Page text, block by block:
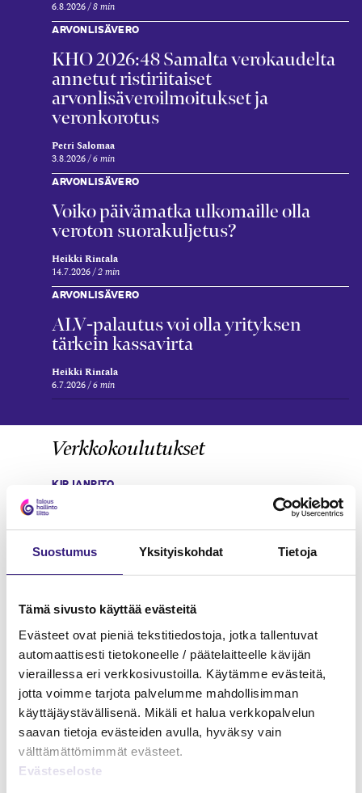
Suostumus Yksityiskohdat Tietoja
Tämä sivusto käyttää evästeitä
Evästeet ovat pieniä tekstitiedostoja, jotka tallentuvat
automaattisesti tietokoneelle / päätelaitteelle kävijän
vieraillessa eri verkkosivustoilla. Käytämme evästeitä,
jotta voimme tarjota palvelumme mahdollisimman
käyttäjäystävällisenä. Mikäli et halua verkkopalvelun
saavan tietoja evästeiden avulla, hyväksy vain
välttämättömimmät evästeet.
Evästeseloste
6.8.2026 8 min
ARVONLISÄVERO
KHO 2026:48 Samalta verokaudelta
annetut ristiriitaiset
arvonlisäveroilmoitukset ja
veronkorotus
Petri Salomaa
3.8.2026 6 min
ARVONLISÄVERO
Voiko päivämatka ulkomaille olla
veroton suorakuljetus?
Heikki Rintala
14.7.2026 2 min
ARVONLISÄVERO
ALV-palautus voi olla yrityksen
tärkein kassavirta
Heikki Rintala
6.7.2026 6 min
Verkkokoulutukset
KIRJANPITO